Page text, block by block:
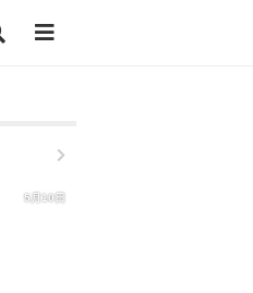
5月10日